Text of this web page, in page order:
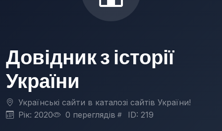
Довідник з історії
України
Українські сайти в каталозі сайтів України!
Рік: 2020
0 переглядів ID: 219